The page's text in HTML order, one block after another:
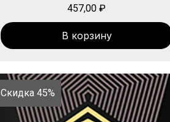
457,00 ₽
В корзину
Скидка 45%